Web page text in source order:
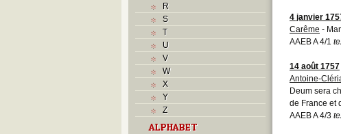
R
S
T
U
V
W
X
Y
Z
ALPHABET
4 janvier
Carême -
AAEB A 4/1
14 août 1757
Antoine-
Deum sera
de France et
AAEB A 4/3